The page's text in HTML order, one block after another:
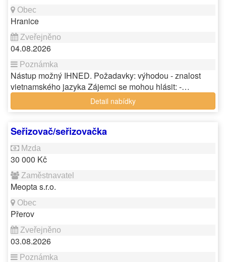
Hranice
04.08.2026
Nástup možný IHNED. Požadavky: výhodou - znalost
vietnamského jazyka Zájemci se mohou hlásit: -…
Detail nabídky
Seřizovač/seřizovačka
30 000 Kč
Meopta s.r.o.
Přerov
03.08.2026